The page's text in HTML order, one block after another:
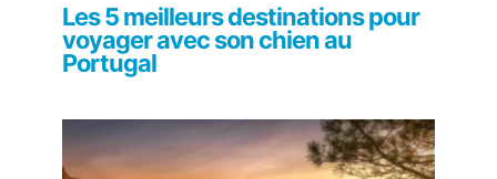
Les 5 meilleurs destinations pour
voyager avec son chien au
Portugal